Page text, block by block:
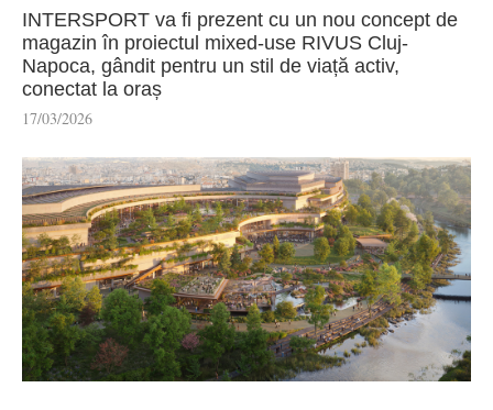
INTERSPORT va fi prezent cu un nou concept de
magazin în proiectul mixed-use RIVUS Cluj-
Napoca, gândit pentru un stil de viață activ,
conectat la oraș
17/03/2026